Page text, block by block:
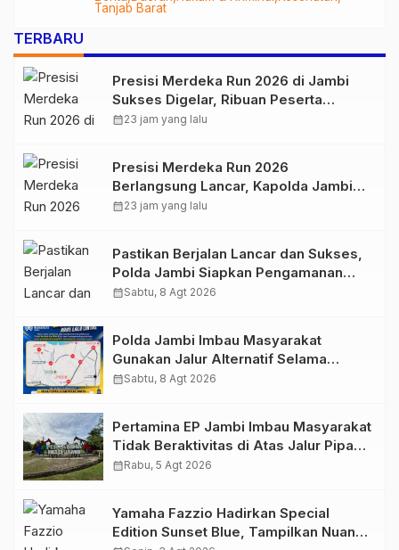
Tanjab Barat
TERBARU
Presisi Merdeka Run 2026 di Jambi
Sukses Digelar, Ribuan Peserta
Ramaikan Event Nasional
calendar_month23 jam yang lalu
Presisi Merdeka Run 2026
Berlangsung Lancar, Kapolda Jambi
Ucapkan Terimakasih dan Apresiasi
calendar_month23 jam yang lalu
Pastikan Berjalan Lancar dan Sukses,
Polda Jambi Siapkan Pengamanan
Berlapis untuk 8.750 Pelari, 1.848
calendar_monthSabtu, 8 Agt 2026
Polda Jambi Imbau Masyarakat
Gunakan Jalur Alternatif Selama
Pelaksanaan Presisi Merdeka Run
calendar_monthSabtu, 8 Agt 2026
Pertamina EP Jambi Imbau Masyarakat
Tidak Beraktivitas di Atas Jalur Pipa
Migas Demi Keselamatan Bersama
calendar_monthRabu, 5 Agt 2026
Yamaha Fazzio Hadirkan Special
Edition Sunset Blue, Tampilkan Nuansa